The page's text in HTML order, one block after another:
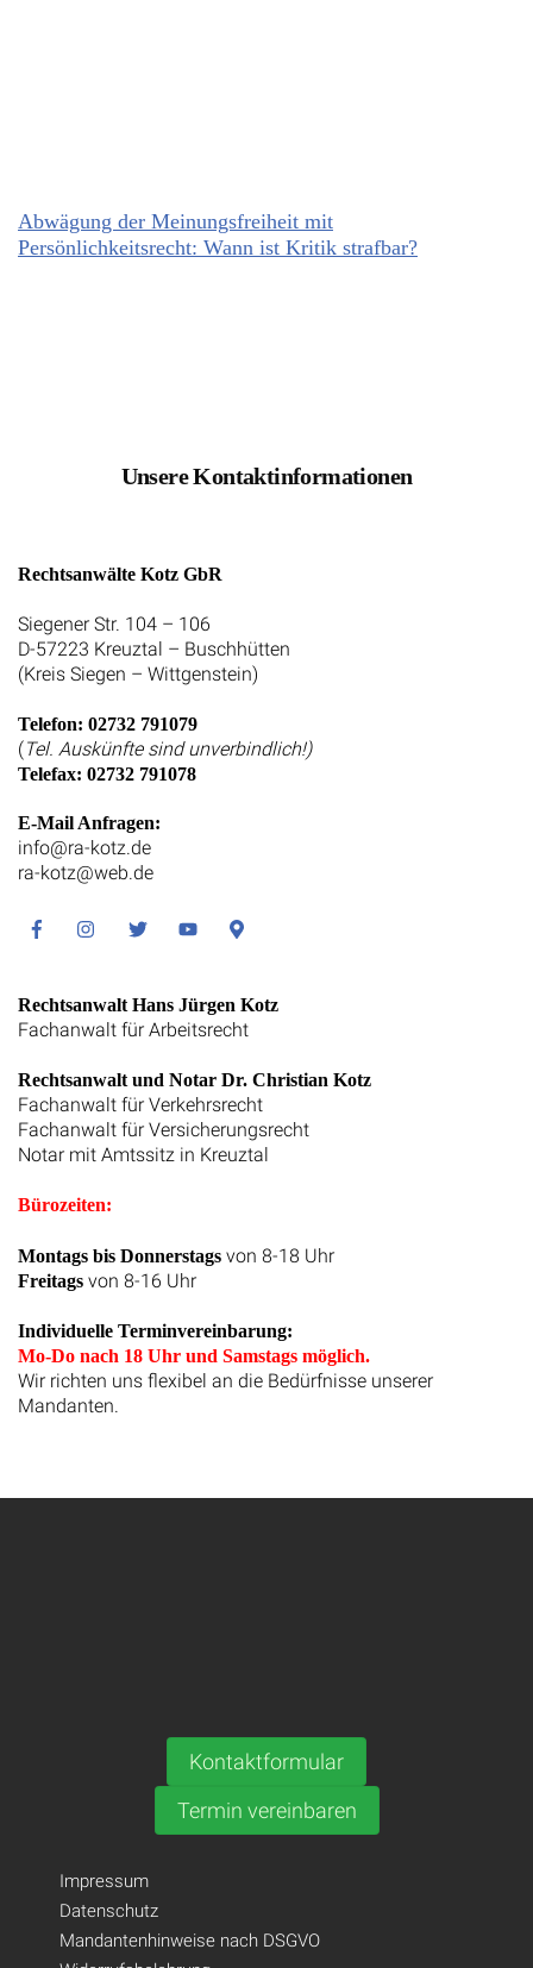
Abwägung der Meinungsfreiheit mit
Persönlichkeitsrecht: Wann ist Kritik strafbar?
Unsere Kontaktinformationen
Rechtsanwälte Kotz GbR
Siegener Str. 104 – 106
D-57223 Kreuztal – Buschhütten
(Kreis Siegen – Wittgenstein)
Telefon: 02732 791079
(Tel. Auskünfte sind unverbindlich!)
Telefax: 02732 791078
E-Mail Anfragen:
info@ra-kotz.de
ra-kotz@web.de
FacebookInstagramTwitter YoutubeGoogle
Rechtsanwalt Hans Jürgen Kotz
Fachanwalt für Arbeitsrecht
Rechtsanwalt und Notar Dr. Christian Kotz
Fachanwalt für Verkehrsrecht
Fachanwalt für Versicherungsrecht
Notar mit Amtssitz in Kreuztal
Bürozeiten:
Montags bis Donnerstags von 8-18 Uhr
Freitags von 8-16 Uhr
Individuelle Terminvereinbarung:
Mo-Do nach 18 Uhr und Samstags möglich.
Wir richten uns flexibel an die Bedürfnisse unserer
Mandanten.
Kontaktformular
Termin vereinbaren
Impressum
Datenschutz
Mandantenhinweise nach DSGVO